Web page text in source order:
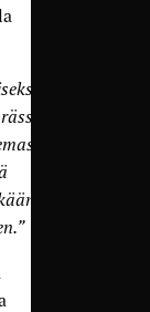
ja